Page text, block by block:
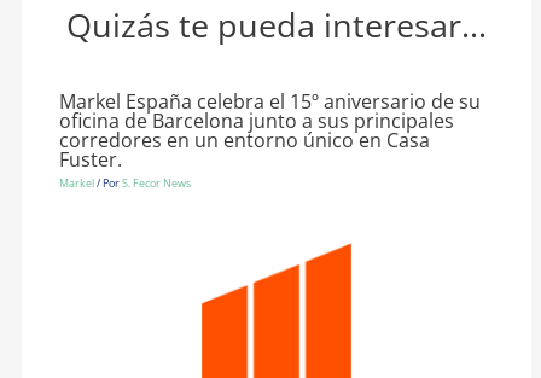
Quizás te pueda interesar...
Markel España celebra el 15º aniversario de su
oficina de Barcelona junto a sus principales
corredores en un entorno único en Casa
Fuster.
Markel/ PorS. Fecor News